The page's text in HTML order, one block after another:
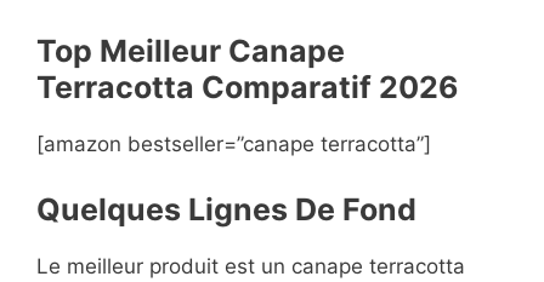
Top Meilleur Canape
Terracotta Comparatif 2026
[amazon bestseller=”canape terracotta”]
Quelques Lignes De Fond
Le meilleur produit est un canape terracotta